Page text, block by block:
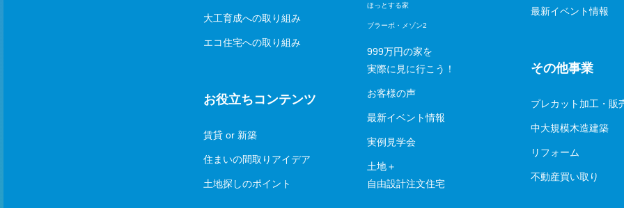
大工育成への取り組み
エコ住宅への取り組み
お役立ちコンテンツ
賃貸 or 新築
住まいの間取りアイデア
土地探しのポイント
ほっとする家
ブラーボ・メゾン2
999万円の家を
実際に見に行こう！
お客様の声
最新イベント情報
実例見学会
土地＋
自由設計注文住宅
最新イベント情報
その他事業
プレカット加工・販
中大規模木造建築
リフォーム
不動産買い取り